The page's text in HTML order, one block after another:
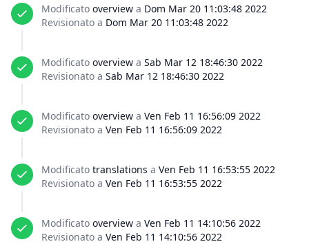
Modificato overview a Dom Mar 20 11:03:48 2022
Revisionato a Dom Mar 20 11:03:48 2022
Modificato overview a Sab Mar 12 18:46:30 2022
Revisionato a Sab Mar 12 18:46:30 2022
Modificato overview a Ven Feb 11 16:56:09 2022
Revisionato a Ven Feb 11 16:56:09 2022
Modificato translations a Ven Feb 11 16:53:55 2022
Revisionato a Ven Feb 11 16:53:55 2022
Modificato overview a Ven Feb 11 14:10:56 2022
Revisionato a Ven Feb 11 14:10:56 2022